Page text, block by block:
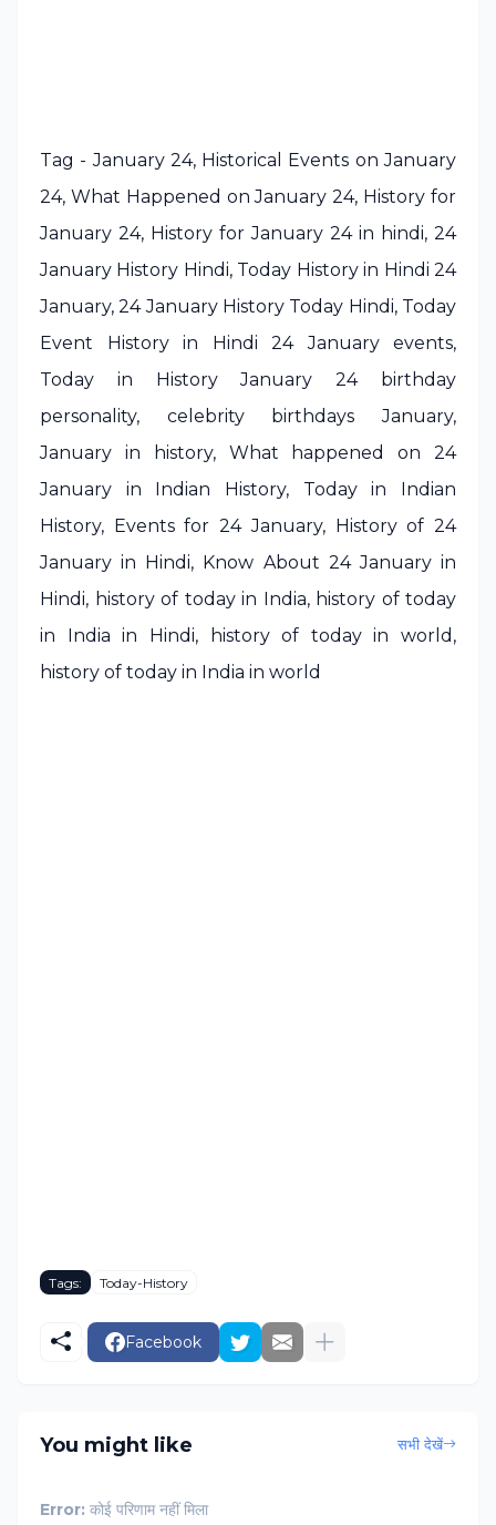
Tag - January 24, Historical Events on January
24, What Happened on January 24, History for
January 24, History for January 24 in hindi, 24
January History Hindi, Today History in Hindi 24
January, 24 January History Today Hindi, Today
Event History in Hindi 24 January events,
Today in History January 24 birthday
personality, celebrity birthdays January,
January in history, What happened on 24
January in Indian History, Today in Indian
History, Events for 24 January, History of 24
January in Hindi, Know About 24 January in
Hindi, history of today in India, history of today
in India in Hindi, history of today in world,
history of today in India in world
Tags: Today-History
Facebook
You might like सभी देखें
Error: कोई परिणाम नहीं मिला